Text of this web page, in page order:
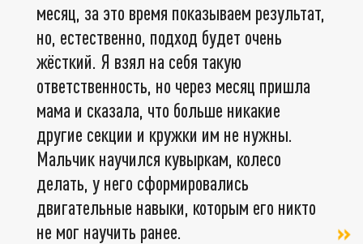
месяц, за это время показываем результат,
но, естественно, подход будет очень
жёсткий. Я взял на себя такую
ответственность, но через месяц пришла
мама и сказала, что больше никакие
другие секции и кружки им не нужны.
Мальчик научился кувыркам, колесо
делать, у него сформировались
двигательные навыки, которым его никто
не мог научить ранее.